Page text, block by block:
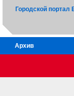
Городской портал
Архив